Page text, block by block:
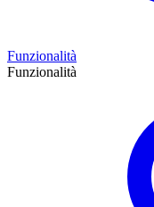
Funzionalità
Funzionalità